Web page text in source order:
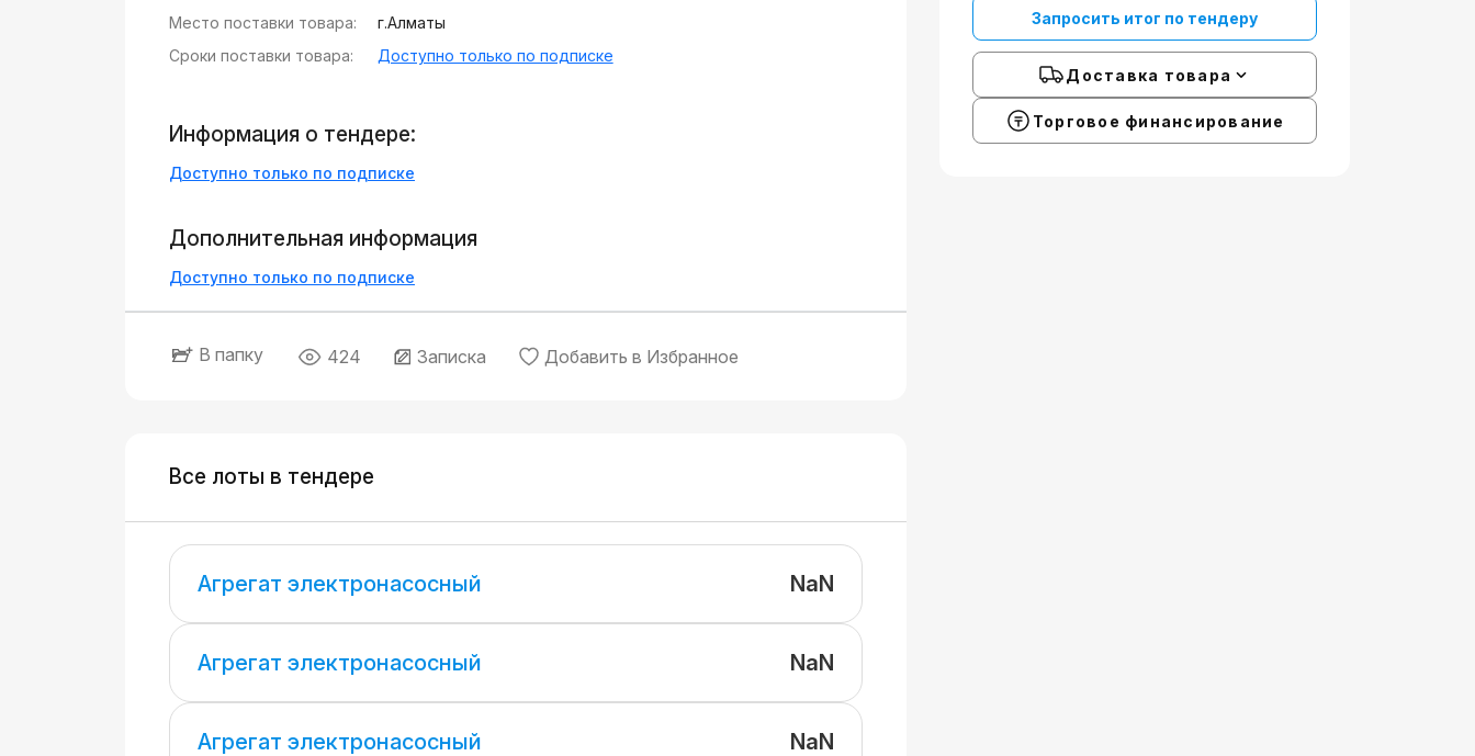
Место поставки товара:
г.Алматы
Сроки поставки товара:
Доступно только по подписке
Информация о тендере:
Доступно только по подписке
Дополнительная информация
Доступно только по подписке
В папку 424 Записка Добавить в Избранное
Все лоты в тендере
Агрегат электронасосный NaN
Агрегат электронасосный NaN
Агрегат электронасосный NaN
Запросить итог по тендеру
Доставка товара
Торговое финансирование